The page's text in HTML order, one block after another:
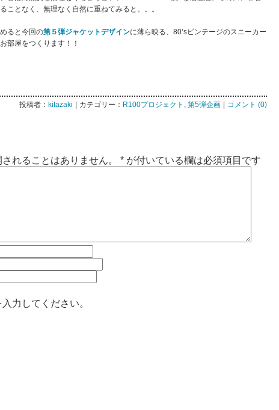
ことなく、無理なく自然に重ねてみると。。。
ると今回の第５弾ジャケットデザインに薄ら映る、80’sビンテージのスニーカー
部屋をつくります！！
投稿者： kitazaki カテゴリー： R100プロジェクト 第5弾企画 コメント (0)
れることはありません。 * が付いている欄は必須項目です
力してください。